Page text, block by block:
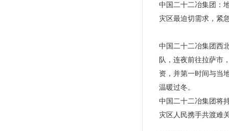
中国二十二冶集团：
灾区最迫切需求，紧
中国二十二冶集团西
队，连夜前往拉萨市
资，并第一时间与当
温暖过冬。
中国二十二冶集团将
灾区人民携手共渡难